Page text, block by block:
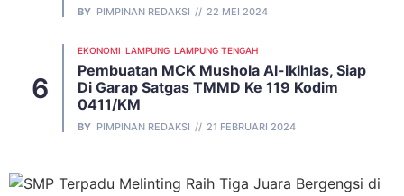
BY PIMPINAN REDAKSI 22 MEI 2024
EKONOMI LAMPUNG LAMPUNG TENGAH
Pembuatan MCK Mushola Al-Iklhlas, Siap
Di Garap Satgas TMMD Ke 119 Kodim
0411/KM
BY PIMPINAN REDAKSI 21 FEBRUARI 2024